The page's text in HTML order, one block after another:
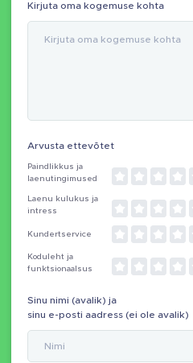
Kirjuta oma kogemuse kohta
Arvusta ettevõtet
Paindlikkus ja
laenutingimused
Laenu kulukus ja
intress
Kundertservice
Koduleht ja
funktsionaalsus
Sinu nimi (avalik) ja
sinu e-posti aadress (ei ole avalik)